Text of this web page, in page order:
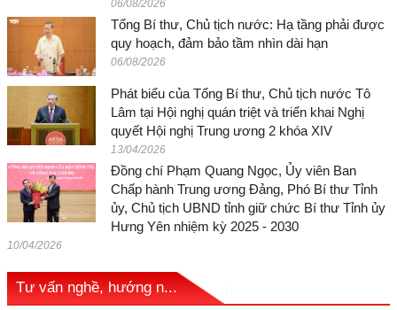
06/08/2026
Tổng Bí thư, Chủ tịch nước: Hạ tầng phải được
quy hoạch, đảm bảo tầm nhìn dài hạn
06/08/2026
Phát biểu của Tổng Bí thư, Chủ tịch nước Tô
Lâm tại Hội nghị quán triệt và triển khai Nghị
quyết Hội nghị Trung ương 2 khóa XIV
13/04/2026
Đồng chí Phạm Quang Ngọc, Ủy viên Ban
Chấp hành Trung ương Đảng, Phó Bí thư Tỉnh
ủy, Chủ tịch UBND tỉnh giữ chức Bí thư Tỉnh ủy
Hưng Yên nhiệm kỳ 2025 - 2030
10/04/2026
Tư vấn nghề, hướng n...